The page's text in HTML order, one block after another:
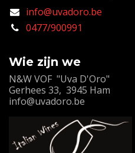
info@uvadoro.be
0477/900991
Wie zijn we
N&W VOF "Uva D'Oro"
Gerhees 33, 3945 Ham
info@uvadoro.be